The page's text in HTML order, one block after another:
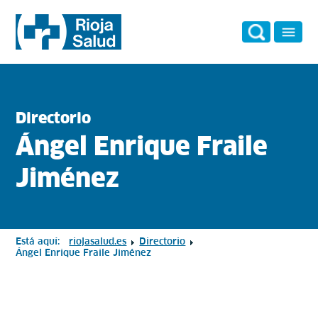
Directorio
Ángel Enrique Fraile
Jiménez
Está aquí: riojasalud.es
Directorio
Ángel Enrique Fraile Jiménez